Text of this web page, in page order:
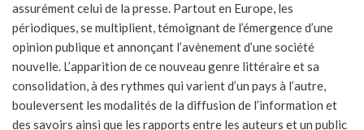
assurément celui de la presse. Partout en Europe, les
périodiques, se multiplient, témoignant de l’émergence d’une
opinion publique et annonçant l’avènement d’une société
nouvelle. L’apparition de ce nouveau genre littéraire et sa
consolidation, à des rythmes qui varient d’un pays à l’autre,
bouleversent les modalités de la diffusion de l’information et
des savoirs ainsi que les rapports entre les auteurs et un public